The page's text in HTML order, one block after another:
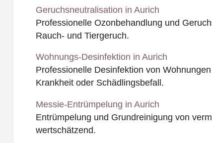
Geruchsneutralisation in Aurich
Professionelle Ozonbehandlung und
Rauch- und Tiergeruch.
Wohnungs-Desinfektion in Aurich
Professionelle Desinfektion von
Krankheit oder Schädlingsbefall.
Messie-Entrümpelung in Aurich
Entrümpelung und Grundreinigung von
wertschätzend.